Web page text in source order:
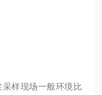
样现场一般环境比